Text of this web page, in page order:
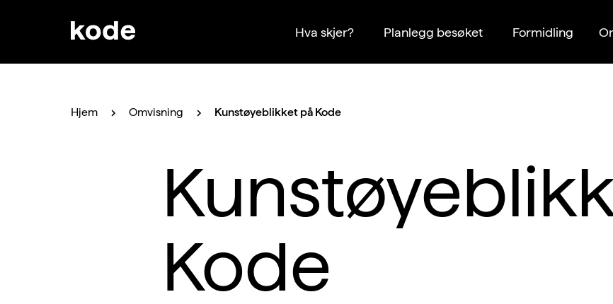
Hva skjer? Planlegg besøket Formidling
Hjem Omvisning Kunstøyeblikket på Kode
Kode